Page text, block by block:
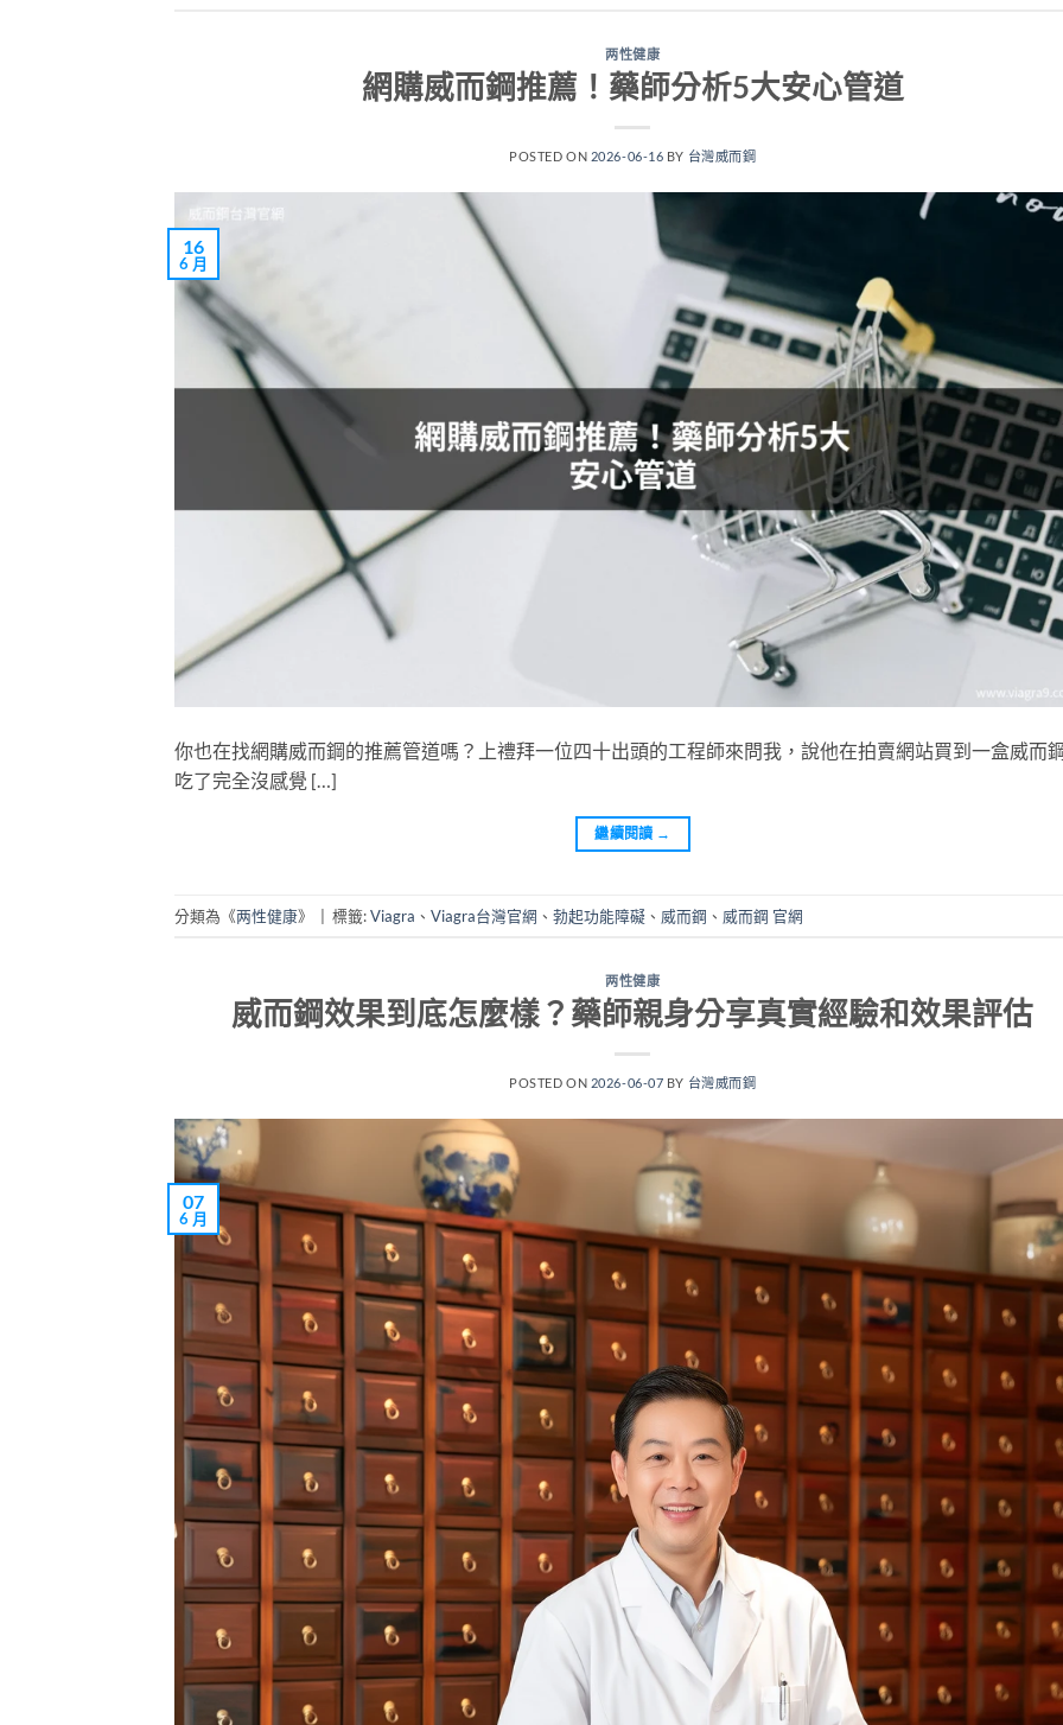
两性健康
網購威而鋼推薦！藥師分析5大安心管道
POSTED ON 2026-06-16 BY 台灣威而鋼
16
6 月
你也在找網購威而鋼的推薦管道嗎？上禮拜一位四十出頭的工程師來問我，說他在拍賣網站買到一盒威而
吃了完全沒感覺 […]
繼續閱讀 →
分類為《两性健康》 | 標籤:Viagra 、 Viagra台灣官網 、 勃起功能障礙 、 威而鋼 、 威而鋼 官網
两性健康
威而鋼效果到底怎麼樣？藥師親身分享真實經驗和效果評估
POSTED ON 2026-06-07 BY 台灣威而鋼
07
6 月